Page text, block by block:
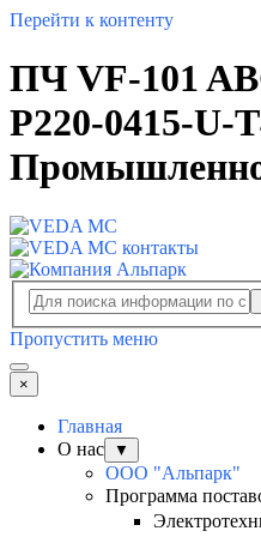
Перейти к контенту
ПЧ VF-101
P220-0415-U-
Пропустить меню
×
Главная
О нас
▼
ООО "Альпарк"
Программа